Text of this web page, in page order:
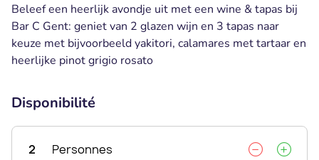
Beleef een heerlijk avondje uit met een wine & tapas bij
Bar C Gent: geniet van 2 glazen wijn en 3 tapas naar
keuze met bijvoorbeeld yakitori, calamares met tartaar en
heerlijke pinot grigio rosato
Disponibilité
2 Personnes